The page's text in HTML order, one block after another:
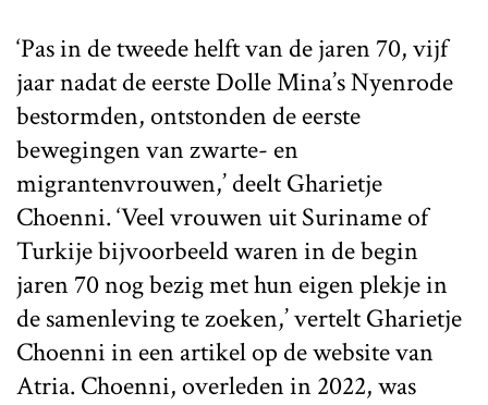
‘Pas in de tweede helft van de jaren 70, vijf
jaar nadat de eerste Dolle Mina’s Nyenrode
bestormden, ontstonden de eerste
bewegingen van zwarte- en
migrantenvrouwen,’ deelt Gharietje
Choenni. ‘Veel vrouwen uit Suriname of
Turkije bijvoorbeeld waren in de begin
jaren 70 nog bezig met hun eigen plekje in
de samenleving te zoeken,’ vertelt Gharietje
Choenni in een artikel op de website van
Atria. Choenni, overleden in 2022, was